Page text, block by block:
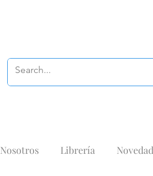
Nosotros Librería